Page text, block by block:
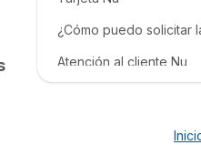
¿Cómo puedo solicitar
Atención al cliente Nu